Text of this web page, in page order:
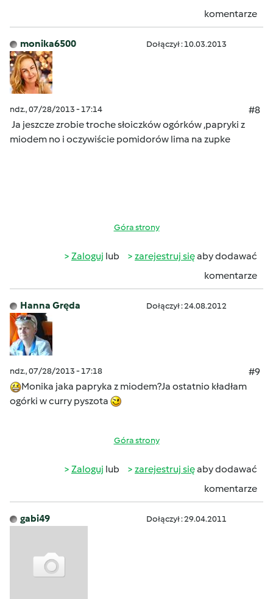
komentarze
monika6500 Dołączył : 10.03.2013
ndz., 07/28/2013 - 17:14
#8
Ja jeszcze zrobie troche słoiczków ogórków ,papryki z
miodem no i oczywiście pomidorów lima na zupke
Góra strony
Zaloguj lub zarejestruj sięaby dodawać
komentarze
Hanna Gręda Dołączył : 24.08.2012
ndz., 07/28/2013 - 17:18
#9
Monika jaka papryka z miodem?Ja ostatnio kładłam
ogórki w curry pyszota
Góra strony
Zaloguj lub zarejestruj sięaby dodawać
komentarze
gabi49 Dołączył : 29.04.2011